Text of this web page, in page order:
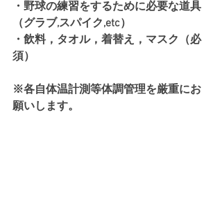
・野球の練習をするために必要な道具
（グラブ,スパイク,etc）
・飲料，タオル，着替え，マスク（必
須）
※各自体温計測等体調管理を厳重にお
願いします。